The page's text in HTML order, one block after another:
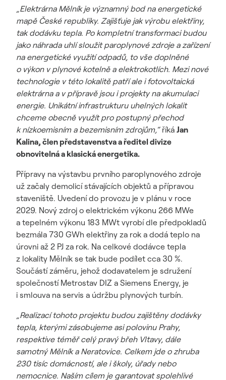
„Elektrárna Mělník je významný bod na energetické
mapě České republiky. Zajišťuje jak výrobu elektřiny,
tak dodávku tepla. Po kompletní transformaci budou
jako náhrada uhlí sloužit paroplynové zdroje a zařízení
na energetické využití odpadů, to vše doplněné
o výkon v plynové kotelně a elektrokotlích. Mezi nové
technologie v této lokalitě patří ale i fotovoltaická
elektrárna a v přípravě jsou i projekty na akumulaci
energie. Unikátní infrastrukturu uhelných lokalit
chceme obecně využít pro postupný přechod
k nízkoemisním a bezemisním zdrojům,“ říká Jan
Kalina, člen představenstva a ředitel divize
obnovitelná a klasická energetika.
Přípravy na výstavbu prvního paroplynového zdroje
už začaly demolicí stávajících objektů a přípravou
staveniště. Uvedení do provozu je v plánu v roce
2029. Nový zdroj o elektrickém výkonu 266 MWe
a tepelném výkonu 183 MWt vyrobí dle předpokladů
bezmála 730 GWh elektřiny za rok a dodá teplo na
úrovni až 2 PJ za rok. Na celkové dodávce tepla
z lokality Mělník se tak bude podílet cca 30 %.
Součástí záměru, jehož dodavatelem je sdružení
společností Metrostav DIZ a Siemens Energy, je
i smlouva na servis a údržbu plynových turbín.
„Realizací tohoto projektu budou zajištěny dodávky
tepla, kterými zásobujeme asi polovinu Prahy,
respektive téměř celý pravý břeh Vltavy, dále
samotný Mělník a Neratovice. Celkem jde o zhruba
230 tisíc domácností, ale i školy, úřady nebo
nemocnice. Naším cílem je garantovat spolehlivé